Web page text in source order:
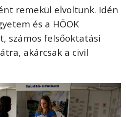
remekül elvoltunk. Idén
és a HÖOK
számos felsőoktatási
akárcsak a civil